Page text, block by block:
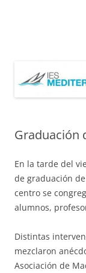
Graduación
En la tarde del
de graduación
centro se
alumnos,
Distintas
mezclaron
Asociación de